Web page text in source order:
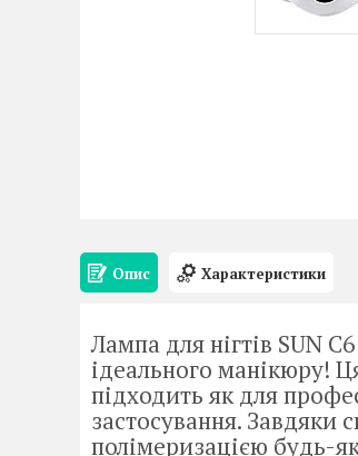
Опис Характеристики
Лампа для нігтів SUN
ідеального манікюру!
підходить як для
застосування. Завдяки
полімеризацією будь-